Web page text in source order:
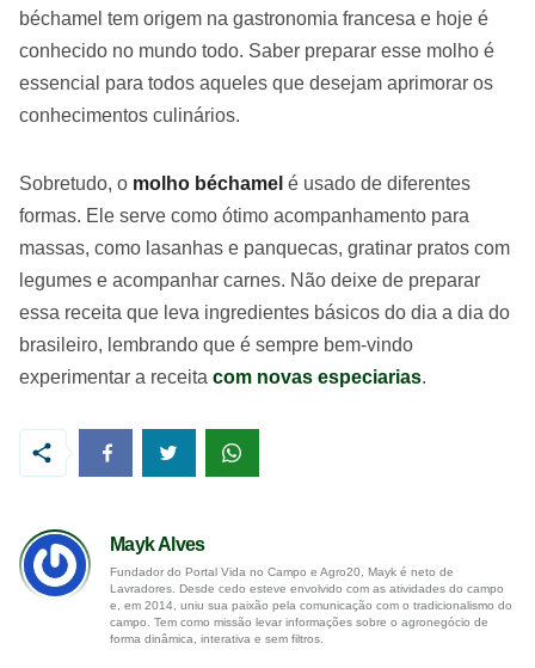
béchamel tem origem na gastronomia francesa e hoje é
conhecido no mundo todo. Saber preparar esse molho é
essencial para todos aqueles que desejam aprimorar os
conhecimentos culinários.
Sobretudo, o molho béchamel é usado de diferentes
formas. Ele serve como ótimo acompanhamento para
massas, como lasanhas e panquecas, gratinar pratos com
legumes e acompanhar carnes. Não deixe de preparar
essa receita que leva ingredientes básicos do dia a dia do
brasileiro, lembrando que é sempre bem-vindo
experimentar a receita com novas especiarias.
Mayk Alves
Fundador do Portal Vida no Campo e Agro20, Mayk é neto de
Lavradores. Desde cedo esteve envolvido com as atividades do campo
e, em 2014, uniu sua paixão pela comunicação com o tradicionalismo do
campo. Tem como missão levar informações sobre o agronegócio de
forma dinâmica, interativa e sem filtros.